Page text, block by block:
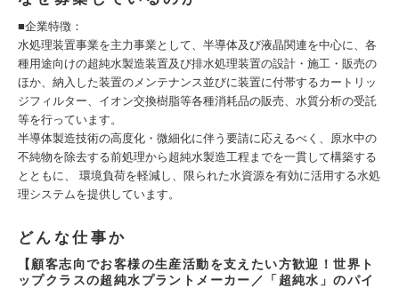
■企業特徴：
水処理装置事業を主力事業として、半導体及び液晶関連を中心に、各
種用途向けの超純水製造装置及び排水処理装置の設計・施工・販売の
ほか、納入した装置のメンテナンス並びに装置に付帯するカートリッ
ジフィルター、イオン交換樹脂等各種消耗品の販売、水質分析の受託
等を行っています。
半導体製造技術の高度化・微細化に伴う要請に応えるべく、原水中の
不純物を除去する前処理から超純水製造工程までを一貫して構築する
とともに、 環境負荷を軽減し、限られた水資源を有効に活用する水処
理システムを提供しています。
どんな仕事か
【顧客志向でお客様の生産活動を支えたい方歓迎！世界ト
ップクラスの超純水プラントメーカー／「超純水」のパイ